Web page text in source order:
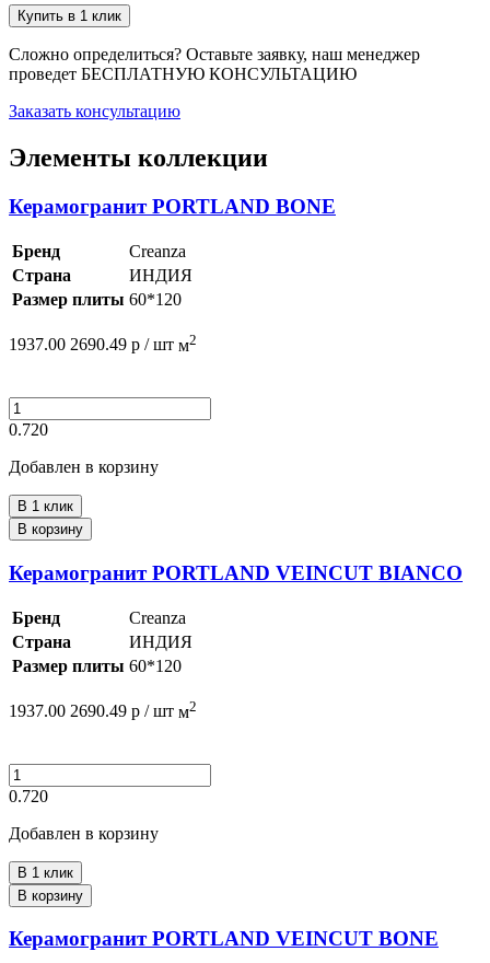
Купить в 1 клик
Сложно определиться? Оставьте заявку, наш менеджер
проведет БЕСПЛАТНУЮ КОНСУЛЬТАЦИЮ
Заказать консультацию
Элементы коллекции
Керамогранит PORTLAND BONE
Бренд
Creanza
Страна
ИНДИЯ
Размер плиты 60*120
1937.00 2690.49 р / шт м2
0.720
Добавлен в корзину
В 1 клик
В корзину
Керамогранит PORTLAND VEINCUT BIANCO
Бренд
Creanza
Страна
ИНДИЯ
Размер плиты 60*120
1937.00 2690.49 р / шт м2
0.720
Добавлен в корзину
В 1 клик
В корзину
Керамогранит PORTLAND VEINCUT BONE